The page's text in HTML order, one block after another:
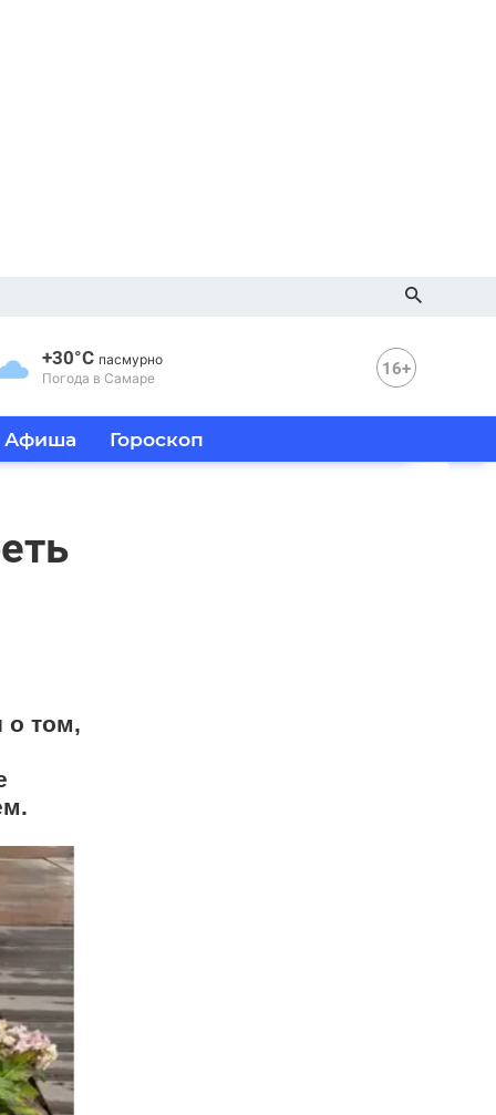
+30°C пасмурно
Погода в Самаре
16+
Афиша Гороскоп
о том,